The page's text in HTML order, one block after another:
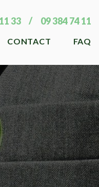
33 09 384 74 11
CONTACT FAQ